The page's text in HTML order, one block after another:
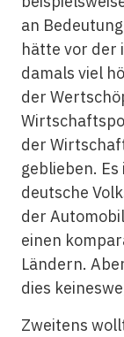
an
hätte vor der
damals viel
der
der
geblieben.
deutsche
der
einen
Ländern.
dies
Zweitens